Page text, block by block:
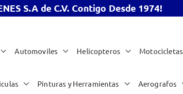
S.A de C.V. Contigo Desde 1974!
Automoviles Helicopteros Motocicletas
Pinturas y Herramientas Aerografos